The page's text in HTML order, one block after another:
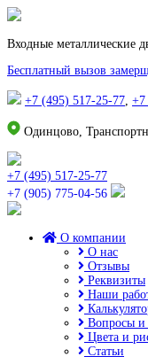
Входные металлические
Бесплатный вызов
+7 (495) 517-25-77, +7
Одинцово,
+7 (495) 517-25-77
+7 (905) 775-04-56
О компании
О нас
Отзывы
Реквизиты
Наши
Вопросы и
Цвета и
Статьи